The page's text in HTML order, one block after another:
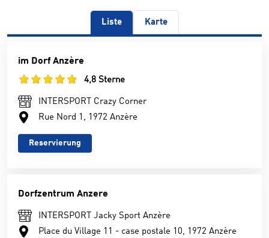
Liste Karte
im Dorf Anzère
4,8 Sterne
INTERSPORT Crazy Corner
Rue Nord 1, 1972 Anzère
Reservierung
Dorfzentrum Anzere
INTERSPORT Jacky Sport Anzère
Place du Village 11 - case postale 10, 1972 Anzère